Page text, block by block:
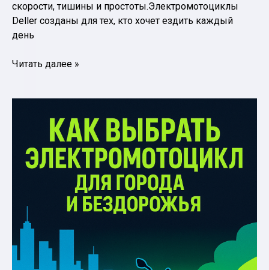
скорости, тишины и простоты.Электромотоциклы
Deller созданы для тех, кто хочет ездить каждый
день
Электромотоциклы
которые
электромобильность
Читать далее »